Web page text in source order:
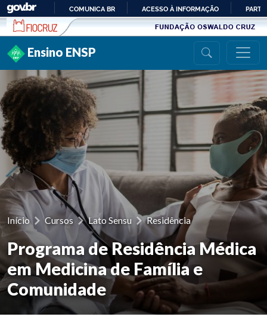
Ir para conteúdo
PARA
COMUNICA BR ACESSO À INFORMAÇÃO
Ensino ENSP
Início Cursos Lato Sensu Residência
Programa de Residência Médica
em Medicina de Família e
Comunidade